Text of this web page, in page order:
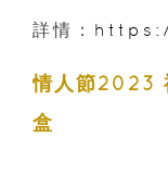
詳情：
情人節2023
盒